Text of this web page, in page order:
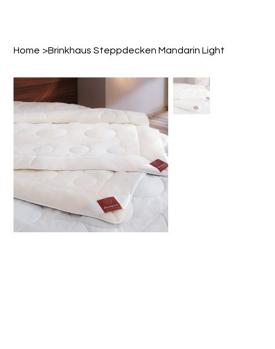
Home >Brinkhaus Steppdecken Mandarin Light